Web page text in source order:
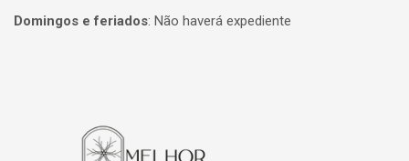
Domingos e feriados: Não haverá expediente